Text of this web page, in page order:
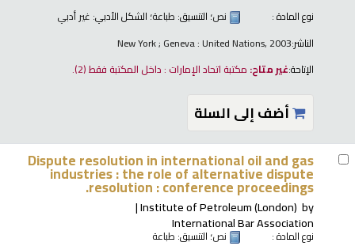
نوع المادة :
نص؛ التنسيق: طباعة؛ الشكل الأدبي: غير أدبي
الناشر:New York ; Geneva : United Nations, 2003
الإتاحة:غير متاح: مكتبة اتحاد الإمارات : داخل المكتبة فقط(2).
أضف إلى السلة
Dispute resolution in international oil and gas
industries : the role of alternative dispute
resolution : conference proceedings.
by
Institute of Petroleum (London)
International Bar Association
نوع المادة : نص؛ التنسيق: طباعة